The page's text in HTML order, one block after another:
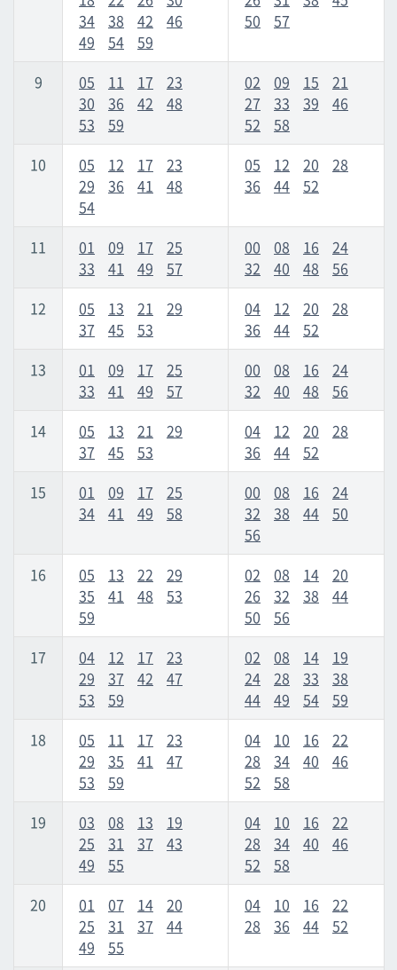
浦添前田
Tedako浦西
浦添前田
Tedako浦西
34
38 42
46
49
54 59
50
57
9 05 11 17
23
30
36 42
48
53
59
02 09 15
21
27
33 39
46
52
58
10
05 12 17
23
29
36 41
48
54
05 12 20
28
36
44 52
11 01 09 17
25
33
41 49 57
00 08 16
24
32
40 48
56
12
05 13 21
29
37
45 53
04 12 20
28
36
44
52
13
01 09 17
25
33
41 49 57
00 08 16
24
32
40 48
56
14
05 13 21
29
37
45 53
04 12 20
28
36
44
52
15
01 09 17
25
34
41 49 58
00 08 16
24
32
38 44
50
56
16
05 13 22
29
35
41 48
53
59
02 08 14
20
26
32 38
44
50
56
17
04 12 17
23
29
37 42
47
53
59
02 08 14
19
24
28 33
38
44
49 54
59
18
05 11 17
23
29
35 41
47
53
59
04 10 16
22
28
34 40
46
52
58
19
03 08 13
19
25
31 37
43
49
55
04 10 16
22
28
34 40
46
52
58
20
01 07 14
20
25
31 37
44
49
55
04 10 16
22
28
36 44 52